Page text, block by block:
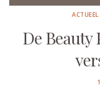
ACTUEEL
De Beauty